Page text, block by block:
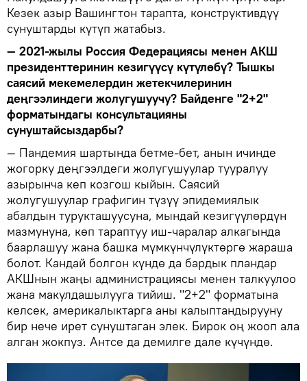
Кезек азыр Вашингтон тарапта, конструктивдүү
сунуштарды күтүп жатабыз.
— 2021-жылы Россия Федерациясы менен АКШ
президенттеринин кезигүүсү күтүлөбү? Тышкы
саясий мекемелердин жетекчилеринин
деңгээлиндеги жолугушуучу? Байденге "2+2"
форматындагы консультацияны
сунуштайсыздарбы?
— Пандемия шартында бетме-бет, анын ичинде
жогорку деңгээлдеги жолугушуулар тууралуу
азырынча кеп козгош кыйын. Саясий
жолугушуулар графигин түзүү эпидемиялык
абалдын турукташуусуна, мындай кезигүүлөрдүн
мазмунуна, көп тараптуу иш-чаралар алкагында
баарлашуу жана башка мүмкүнчүлүктөргө жараша
болот. Кандай болгон күндө да бардык пландар
АКШнын жаңы администрациясы менен талкуулоо
жана макулдашылууга тийиш. "2+2" форматына
келсек, америкалыктарга аны калыптандырууну
бир нече ирет сунуштаган элек. Бирок оң жооп ала
алган жокпуз. Антсе да демилге дале күчүндө.